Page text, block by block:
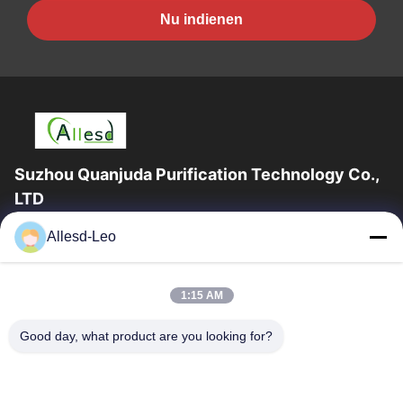
Nu indienen
Suzhou Quanjuda Purification Technology Co.,
LTD
16years ervaring, als belangrijke fabrikant en exporteur van
ESD & Cleanroom producten, bieden wij een volledige lijn van
Huis
Producten
Allesd-Leo
1:15 AM
Good day, what product are you looking for?